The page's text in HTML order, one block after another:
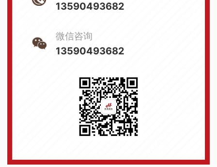
13590493682
微信咨询
13590493682